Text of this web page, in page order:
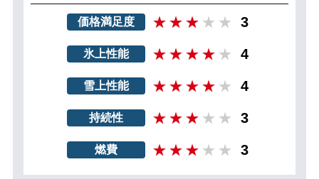
価格満足度 3
氷上性能 4
雪上性能 4
持続性 3
燃費 3